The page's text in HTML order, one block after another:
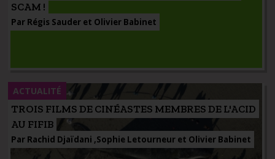
SCAM !
Par Régis Sauder et Olivier Babinet
TROIS FILMS DE CINÉASTES MEMBRES DE L'ACID
AU FIFIB
Par Rachid Djaïdani ,Sophie Letourneur et Olivier Babinet
ACTUALITÉ